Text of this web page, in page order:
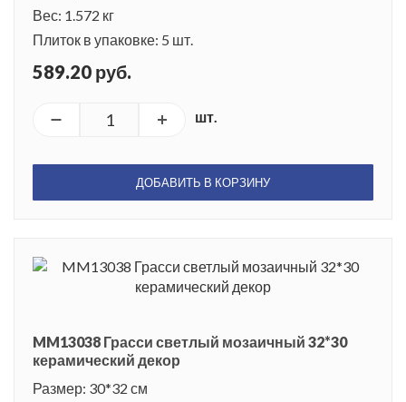
Вес: 1.572 кг
Плиток в упаковке: 5 шт.
589.20 руб.
шт.
ДОБАВИТЬ В КОРЗИНУ
MM13038 Грасси светлый мозаичный 32*30
керамический декор
Размер: 30*32 см